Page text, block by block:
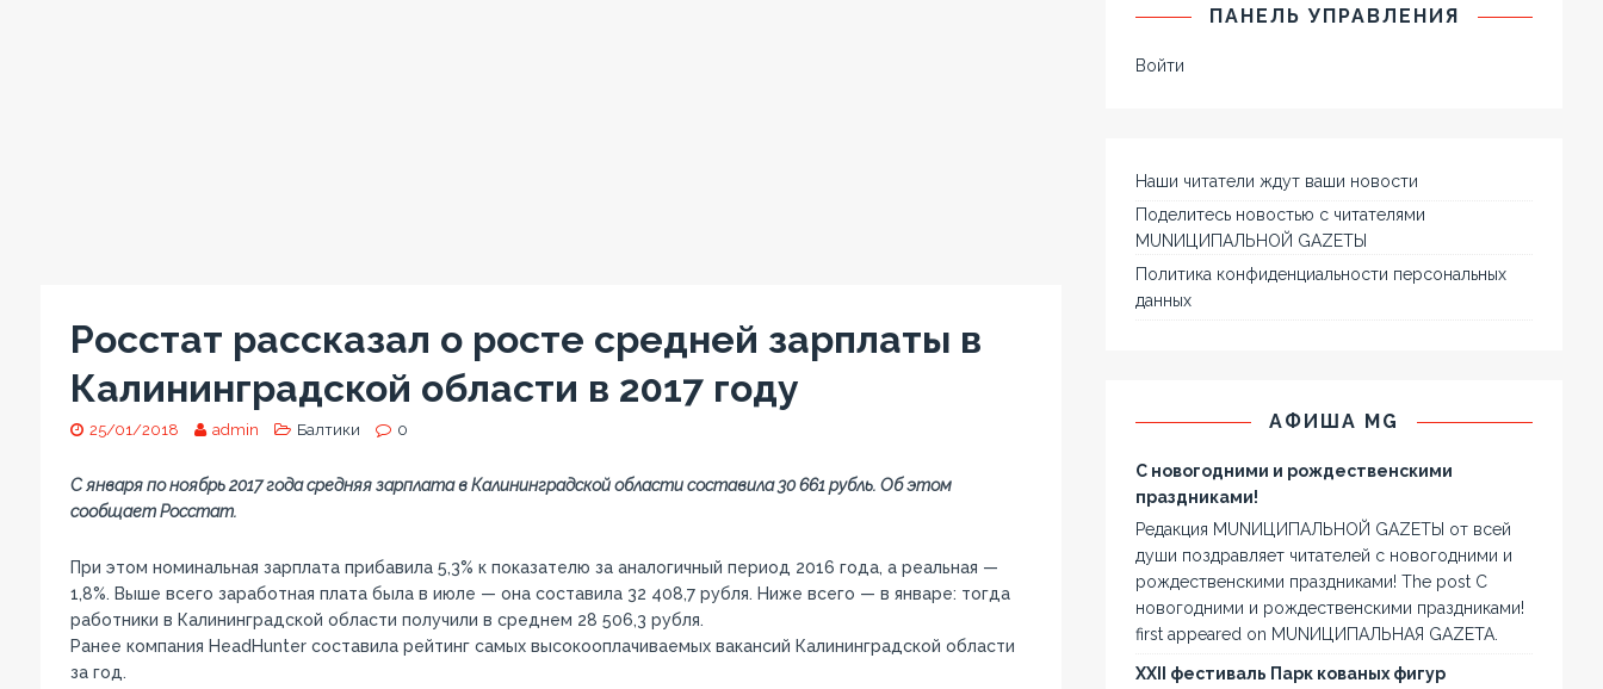
Росстат рассказал о росте средней зарплаты в
Калининградской области в 2017 году
25/01/2018 admin Балтики 0
С января по ноябрь 2017 года средняя зарплата в Калининградской области составила 30 661 рубль. Об этом
сообщает Росстат.
При этом номинальная зарплата прибавила 5,3% к показателю за аналогичный период 2016 года, а реальная —
1,8%. Выше всего заработная плата была в июле — она составила 32 408,7 рубля. Ниже всего — в январе: тогда
работники в Калининградской области получили в среднем 28 506,3 рубля.
Ранее компания HeadHunter составила рейтинг самых высокооплачиваемых вакансий Калининградской области
за год.
ПАНЕЛЬ УПРАВЛЕНИЯ
Войти
Наши читатели ждут ваши новости
Поделитесь новостью с читателями
MUNИЦИПАЛЬНОЙ GAZЕТЫ
Политика конфиденциальности персональных
данных
АФИША MG
С новогодними и рождественскими
праздниками!
Редакция MUNИЦИПАЛЬНОЙ GAZЕТЫ от всей
души поздравляет читателей с новогодними и
рождественскими праздниками! The post С
новогодними и рождественскими праздниками!
first appeared on MUNИЦИПАЛЬНАЯ GAZЕТА.
XXII фестиваль Парк кованых фигур